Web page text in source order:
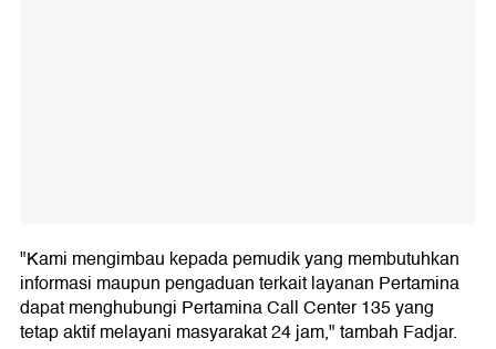
"Kami mengimbau kepada pemudik yang membutuhkan
informasi maupun pengaduan terkait layanan Pertamina
dapat menghubungi Pertamina Call Center 135 yang
tetap aktif melayani masyarakat 24 jam," tambah Fadjar.